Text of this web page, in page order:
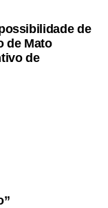
de
de Mato
de